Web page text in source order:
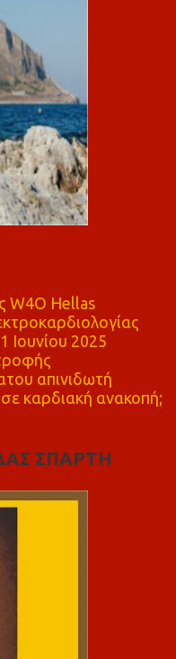
W4O Hellas
Ιουνίου 2025
απινιδωτή
καρδιακή ανακοπή;
ΣΠΑΡΤΗ